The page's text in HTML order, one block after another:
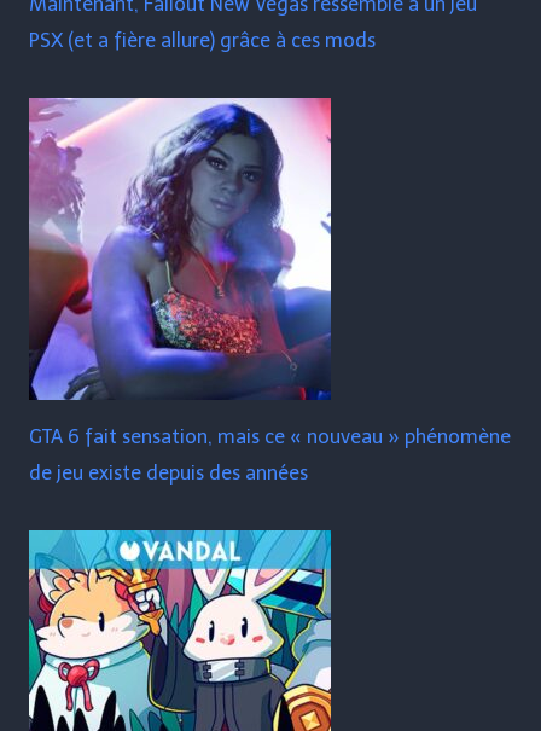
Maintenant, Fallout New Vegas ressemble à un jeu
PSX (et a fière allure) grâce à ces mods
GTA 6 fait sensation, mais ce « nouveau » phénomène
de jeu existe depuis des années